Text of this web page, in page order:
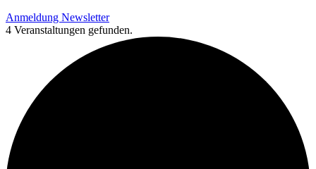
Anmeldung Newsletter
4 Veranstaltungen gefunden.